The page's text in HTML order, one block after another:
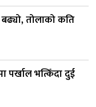
तोलाको कति
पर्खाल भत्किँदा दुई